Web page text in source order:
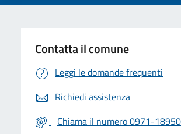
Contatta il comune
Leggi le domande frequenti
Richiedi assistenza
Chiama il numero 0971-